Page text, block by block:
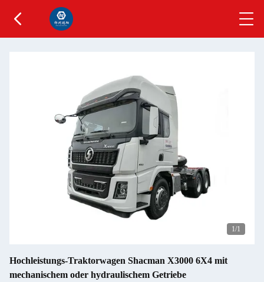
1/1
Hochleistungs-Traktorwagen Shacman X3000 6X4 mit
mechanischem oder hydraulischem Getriebe